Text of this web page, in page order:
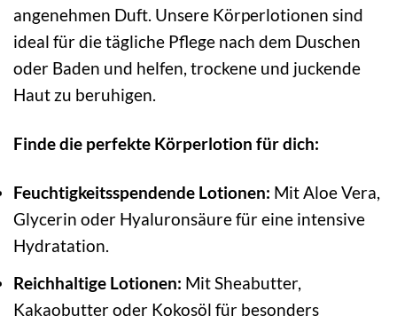
angenehmen Duft. Unsere Körperlotionen sind
ideal für die tägliche Pflege nach dem Duschen
oder Baden und helfen, trockene und juckende
Haut zu beruhigen.
Finde die perfekte Körperlotion für dich:
Feuchtigkeitsspendende Lotionen: Mit Aloe Vera,
Glycerin oder Hyaluronsäure für eine intensive
Hydratation.
Reichhaltige Lotionen: Mit Sheabutter,
Kakaobutter oder Kokosöl für besonders